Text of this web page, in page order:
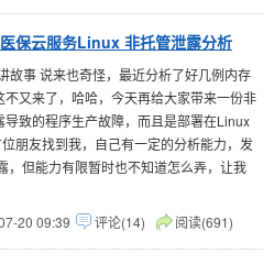
保云服务Linux 非托管泄露分析
故事 说来也奇怪，最近分析了好几例内存
不又来了，哈哈，今天再给大家带来一份非
导致的程序生产故障，而且是部署在Linux
位朋友找到我，自己有一定的分析能力，发
，但能力有限暂时也不知道怎么弄，让我
20 09:39 评论(14) 阅读(691)